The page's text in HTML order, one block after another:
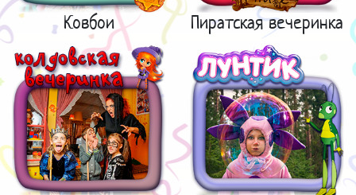
Ковбои Пиратская вечеринка